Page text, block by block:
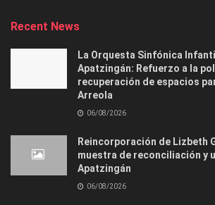
Recent News
La Orquesta Sinfónica
Apatzingán: Refuerzo a la
recuperación de espacios
Arreola
06/08/2026
Reincorporación de Lizbeth
muestra de reconciliación y
Apatzingán
06/08/2026